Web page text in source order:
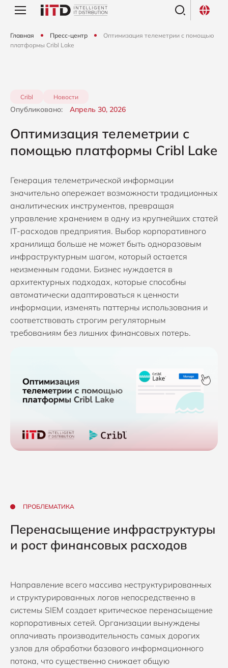
Главная Пресс-центр
Оптимизация телеметрии с помощью
платформы Cribl Lake
Cribl Новости
Опубликовано: Апрель 30, 2026
Оптимизация телеметрии с
помощью платформы Cribl Lake
Генерация телеметрической информации
значительно опережает возможности традиционных
аналитических инструментов, превращая
управление хранением в одну из крупнейших статей
IT-расходов предприятия. Выбор корпоративного
хранилища больше не может быть одноразовым
инфраструктурным шагом, который остается
неизменным годами. Бизнес нуждается в
архитектурных подходах, которые способны
автоматически адаптироваться к ценности
информации, изменять паттерны использования и
соответствовать строгим регуляторным
требованиям без лишних финансовых потерь.
ПРОБЛЕМАТИКА
Перенасыщение инфраструктуры
и рост финансовых расходов
Направление всего массива неструктурированных
и структурированных логов непосредственно в
системы SIEM создает критическое перенасыщение
корпоративных сетей. Организации вынуждены
оплачивать производительность самых дорогих
узлов для обработки базового информационного
потока, что существенно снижает общую